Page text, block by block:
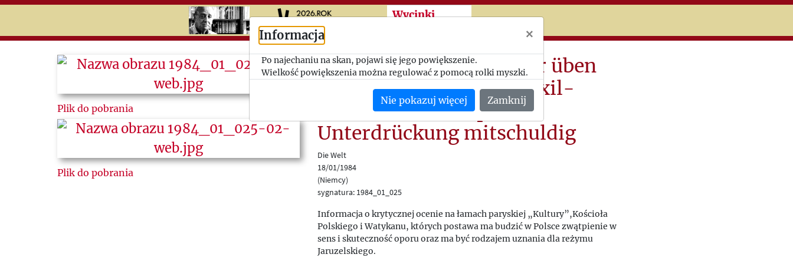
Przeskocz do treści zasadniczej
Wycinki
Kalendaria
Plik do pobrania
Plik do pobrania
Polnische Regimegegner üben
harte Kritik am Papst. Exil-
Zeitschrift: Glemp an
Unterdrückung mitschuldig
Die Welt
18/01/1984
(Niemcy)
sygnatura: 1984_01_025
Informacja o krytycznej ocenie na łamach paryskiej „Kultury”,Kościoła
Polskiego i Watykanu, których postawa ma budzić w Polsce zwątpienie w
sens i skuteczność oporu oraz ma być rodzajem uznania dla reżymu
Jaruzelskiego.
Informacja ×
Po najechaniu na skan, pojawi się jego powiększenie.
Wielkość powiększenia można regulować z pomocą rolki myszki.
Nie pokazuj więcej Zamknij